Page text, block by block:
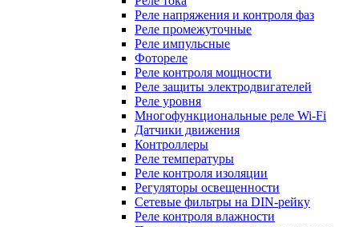
Реле напряжения и контроля фаз
Реле промежуточные
Реле импульсные
Фотореле
Реле контроля мощности
Реле защиты электродвигателей
Реле уровня
Многофункциональные реле Wi-Fi
Датчики движения
Контроллеры
Реле температуры
Реле контроля изоляции
Регуляторы освещенности
Сетевые фильтры на DIN-рейку
Реле контроля влажности